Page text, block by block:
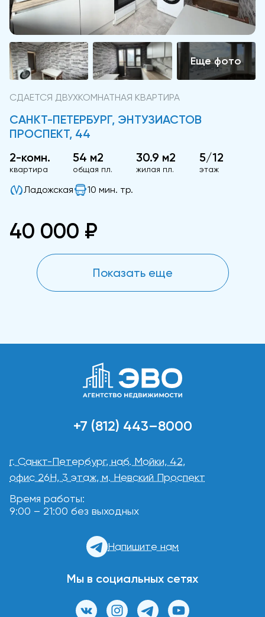
СДАЕТСЯ ДВУХКОМНАТНАЯ КВАРТИРА
САНКТ-ПЕТЕРБУРГ, ЭНТУЗИАСТОВ
ПРОСПЕКТ, 44
2-комн.
квартира
54 м2
общая пл.
30.9 м2
жилая пл.
5/12
этаж
Ладожская 10 мин. тр.
40 000 ₽
Показать еще
+7 (812) 443–8000
г. Санкт-Петербург, наб. Мойки, 42,
офис 26Н, 3 этаж, м. Невский Проспект
Время работы:
9:00 – 21:00 без выходных
Напишите нам
Мы в социальных сетях